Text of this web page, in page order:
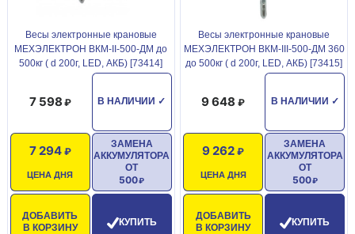
Весы электронные крановые
МЕХЭЛЕКТРОН ВКМ-II-500-ДМ до
500кг ( d 200г, LED, АКБ) [73414]
В НАЛИЧИИ ✓
7 598
ЦЕНА ДНЯ
7 294
ДОБАВИТЬ
В КОРЗИНУ
ЗАМЕНА
АККУМУЛЯТОРА
ОТ
500
КУПИТЬ
Весы электронные крановые
МЕХЭЛЕКТРОН ВКМ-III-500-ДМ 360
до 500кг ( d 200г, LED, АКБ) [73415]
В НАЛИЧИИ ✓
9 648
ЦЕНА ДНЯ
9 262
ДОБАВИТЬ
В КОРЗИНУ
ЗАМЕНА
АККУМУЛЯТОРА
ОТ
500
КУПИТЬ